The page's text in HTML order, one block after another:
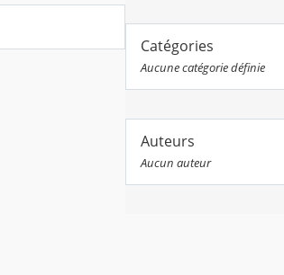
Catégories
Aucune catégorie définie
Auteurs
Aucun auteur